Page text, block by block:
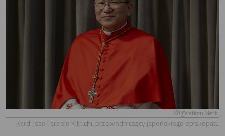
@Vatican Media
Kard. Isao Tarcisio Kikuchi, przewodniczący japońskiego episkopatu